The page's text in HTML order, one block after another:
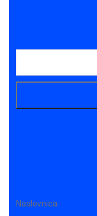
Naslovnica